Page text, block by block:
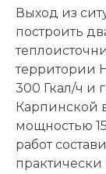
Выход из
построить
территории
300 Гкал/ч и
Карпинской
мощностью
работ